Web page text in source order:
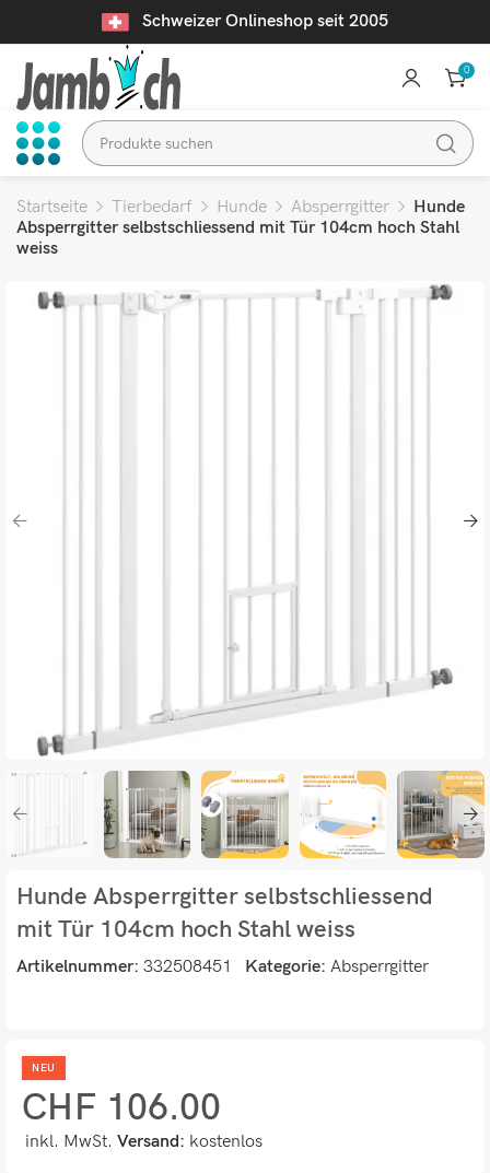
Schweizer Onlineshop seit 2005
0
Startseite Tierbedarf Hunde Absperrgitter
Hunde
Absperrgitter selbstschliessend mit Tür 104cm hoch Stahl
weiss
Hunde Absperrgitter selbstschliessend
mit Tür 104cm hoch Stahl weiss
Artikelnummer: 332508451 Kategorie: Absperrgitter
NEU
CHF 106.00
inkl. MwSt. Versand: kostenlos